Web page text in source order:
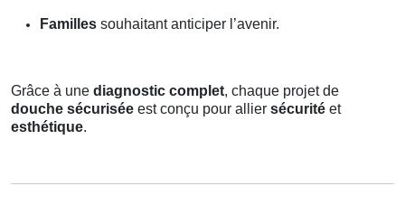
Familles souhaitant anticiper l’avenir.
Grâce à une diagnostic complet, chaque projet de
douche sécurisée est conçu pour allier sécurité et
esthétique.